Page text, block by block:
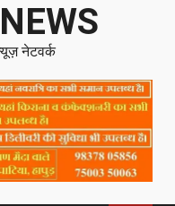
नेटवर्क